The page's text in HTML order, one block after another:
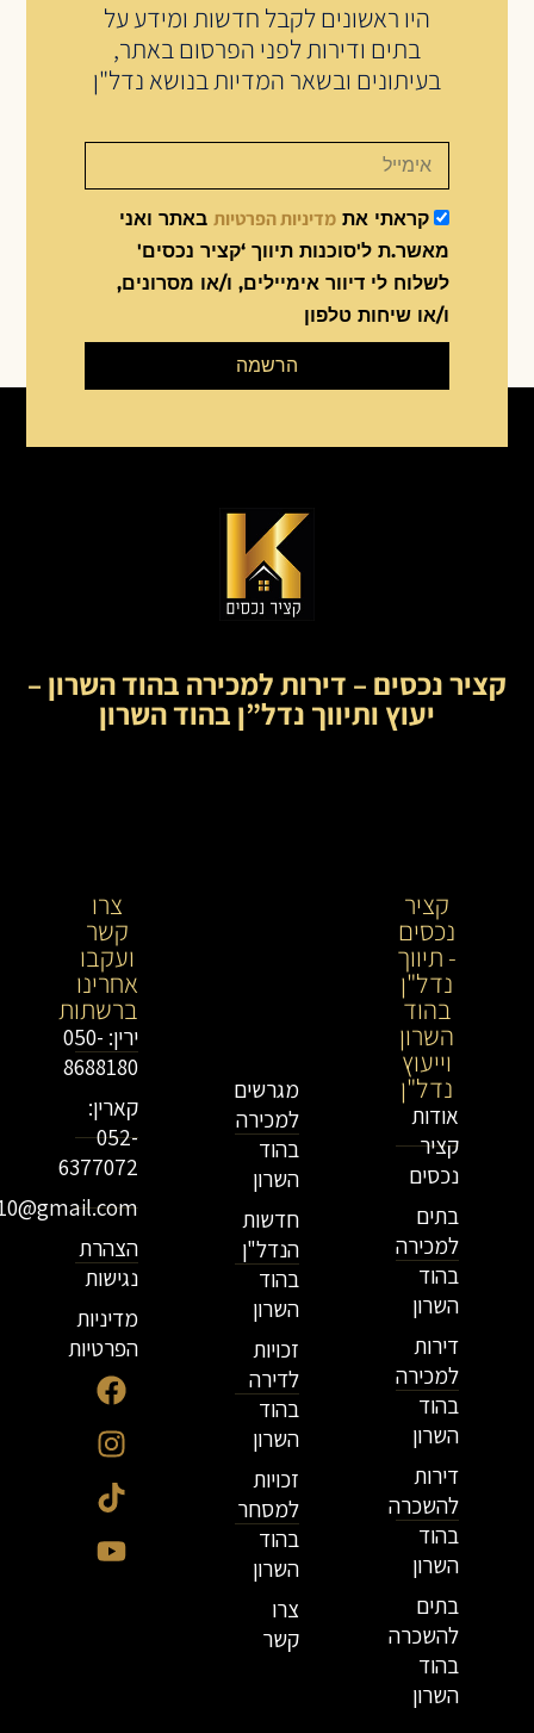
היו ראשונים לקבל חדשות ומידע על
בתים ודירות לפני הפרסום באתר,
בעיתונים ובשאר המדיות בנושא נדל"ן
קראתי את מדיניות הפרטיות באתר ואני
מאשר.ת ל'סוכנות תיווך ‘קציר נכסים'
לשלוח לי דיוור אימיילים, ו/או מסרונים,
ו/או שיחות טלפון
הרשמה
קציר נכסים – דירות למכירה בהוד השרון –
יעוץ ותיווך נדל”ן בהוד השרון
קציר
נכסים
- תיווך
נדל"ן
בהוד
השרון
וייעוץ
נדל"ן
אודות
קציר
נכסים
בתים
למכירה
בהוד
השרון
דירות
למכירה
בהוד
השרון
דירות
להשכרה
בהוד
השרון
בתים
להשכרה
בהוד
השרון
מגרשים
למכירה
בהוד
השרון
חדשות
הנדל"ן
בהוד
השרון
זכויות
לדירה
בהוד
השרון
זכויות
למסחר
בהוד
השרון
צרו
קשר
צרו
קשר
ועקבו
אחרינו
ברשתות
ירין: 050-
8688180
קארין:
052-
6377072
הצהרת
נגישות
מדיניות
הפרטיות